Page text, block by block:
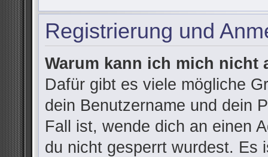
Registrierung und
Warum kann ich mich nicht
Dafür gibt es viele mögliche
dein Benutzername und dein
Fall ist, wende dich an einen
du nicht gesperrt wurdest. Es